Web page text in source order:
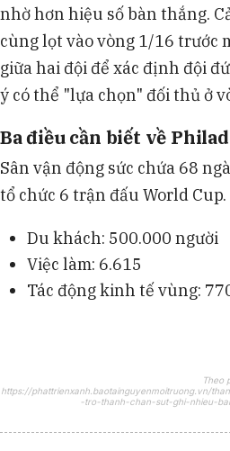
nhờ hơn hiệu số bàn thắng.
cùng lọt vào vòng 1/16 trước
giữa hai đội để xác định đội
ý có thể "lựa chọn" đối thủ ở
Ba điều cần biết về
Sân vận động sức chứa 68
tổ chức 6 trận đấu World
Du khách: 500.000 người
Việc làm: 6.615
Tác động kinh tế vùng:
Theo
https://phattrienxanh.baotainguyenmoitruong.vn/
-tro-thanh-chan-sut-ghi-nhieu-